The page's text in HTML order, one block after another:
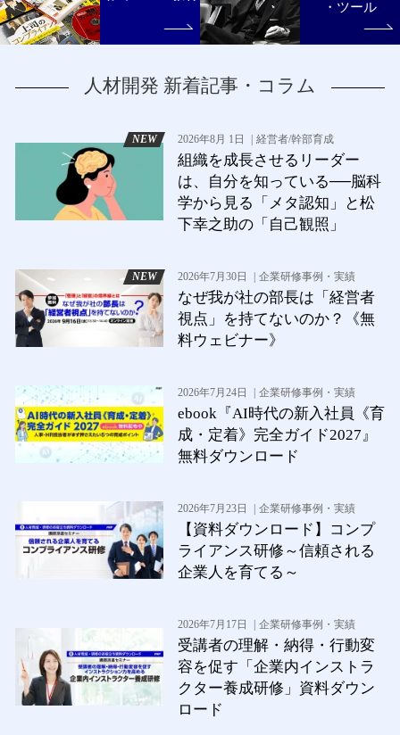
・ツール
人材開発 新着記事・コラム
2026年8月 1日 経営者/幹部育成
組織を成長させるリーダー
は、自分を知っている──脳科
学から見る「メタ認知」と松
下幸之助の「自己観照」
2026年7月30日 企業研修事例・実績
なぜ我が社の部長は「経営者
視点」を持てないのか？《無
料ウェビナー》
2026年7月24日 企業研修事例・実績
ebook『AI時代の新入社員《育
成・定着》完全ガイド2027』
無料ダウンロード
2026年7月23日 企業研修事例・実績
【資料ダウンロード】コンプ
ライアンス研修～信頼される
企業人を育てる～
2026年7月17日 企業研修事例・実績
受講者の理解・納得・行動変
容を促す「企業内インストラ
クター養成研修」資料ダウン
ロード